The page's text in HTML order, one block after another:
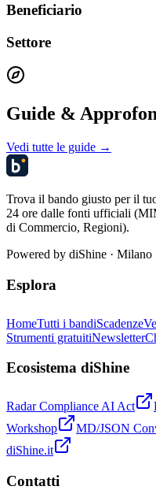
Beneficiario
Settore
Guide &
Vedi tutte le guide →
Trova il bando giusto per il
24 ore dalle fonti ufficiali
di Commercio, Regioni).
Powered by diShine · Milano
Esplora
HomeTutti i bandiScadenze
Strumenti gratuitiNewsletter
Ecosistema diShine
Radar Compliance AI Act
Workshop
MD/JSON
diShine.it
Contatti